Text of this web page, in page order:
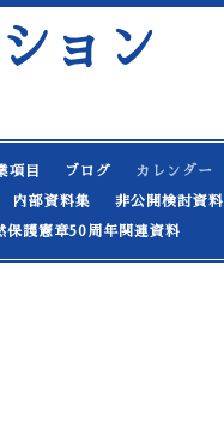
ョン
項目 ブログ カレンダー
内部資料集 非公開検討資料
保護憲章50周年関連資料